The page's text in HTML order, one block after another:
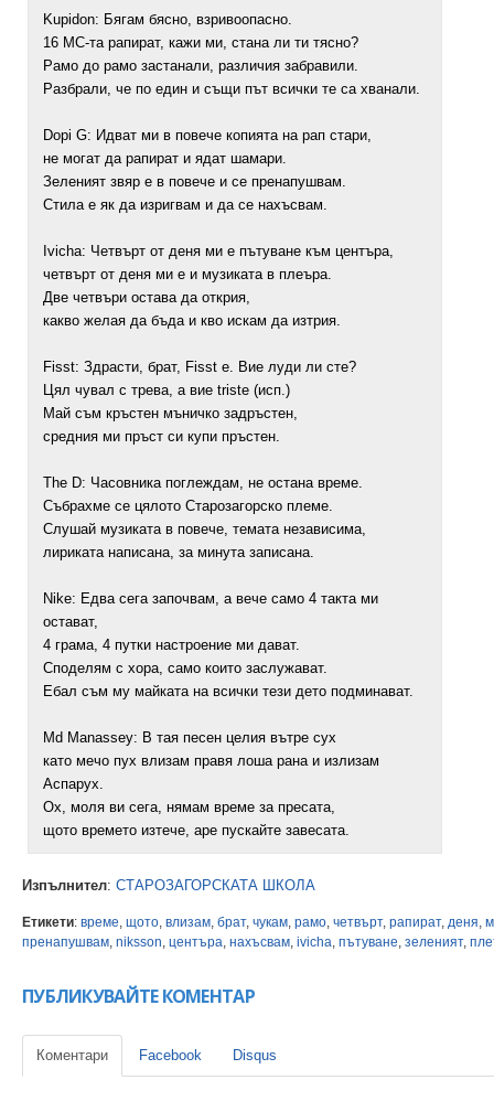
Kupidon: Бягам бясно, взривоопасно.
16 МС-та рапират, кажи ми, стана ли ти тясно?
Рамо до рамо застанaли, различия забравили.
Разбрали, че по един и същи път всички те са хванали.
Dopi G: Идват ми в повече копията на рап стари,
не могат да рапират и ядат шамари.
Зеленият звяр е в повече и се пренапушвам.
Стила е як да изригвам и да се нахъсвам.
Ivicha: Четвърт от деня ми е пътуване към центъра,
четвърт от деня ми е и музиката в плеъра.
Две четвъри остава да открия,
какво желая да бъда и кво искам да изтрия.
Fisst: Здрасти, брат, Fisst е. Вие луди ли сте?
Цял чувал с трева, а вие triste (исп.)
Май съм кръстен мъничко задръстен,
средния ми пръст си купи пръстен.
The D: Часовника поглеждам, не остана време.
Събрахме се цялото Старозагорско племе.
Слушай музиката в повече, темата независима,
лириката написана, за минута записана.
Nike: Едва сега започвам, а вече само 4 такта ми
остават,
4 грама, 4 путки настроение ми дават.
Споделям с хора, само които заслужават.
Ебал съм му майката на всички тези дето подминават.
Md Manassеy: В тая песен целия вътре сух
като мечо пух влизам правя лоша рана и излизам
Аспарух.
Ох, моля ви сега, нямам време за пресата,
щото времето изтече, аре пускайте завесата.
Изпълнител: СТАРОЗАГОРСКАТА ШКОЛА
Етикети: време щото влизам брат, чукам рамо четвърт, рапират, деня
пренапушвам niksson центъра нахъсвам ivicha пътуване зеленият,
ПУБЛИКУВАЙТЕ КОМЕНТАР
Коментари Facebook Disqus